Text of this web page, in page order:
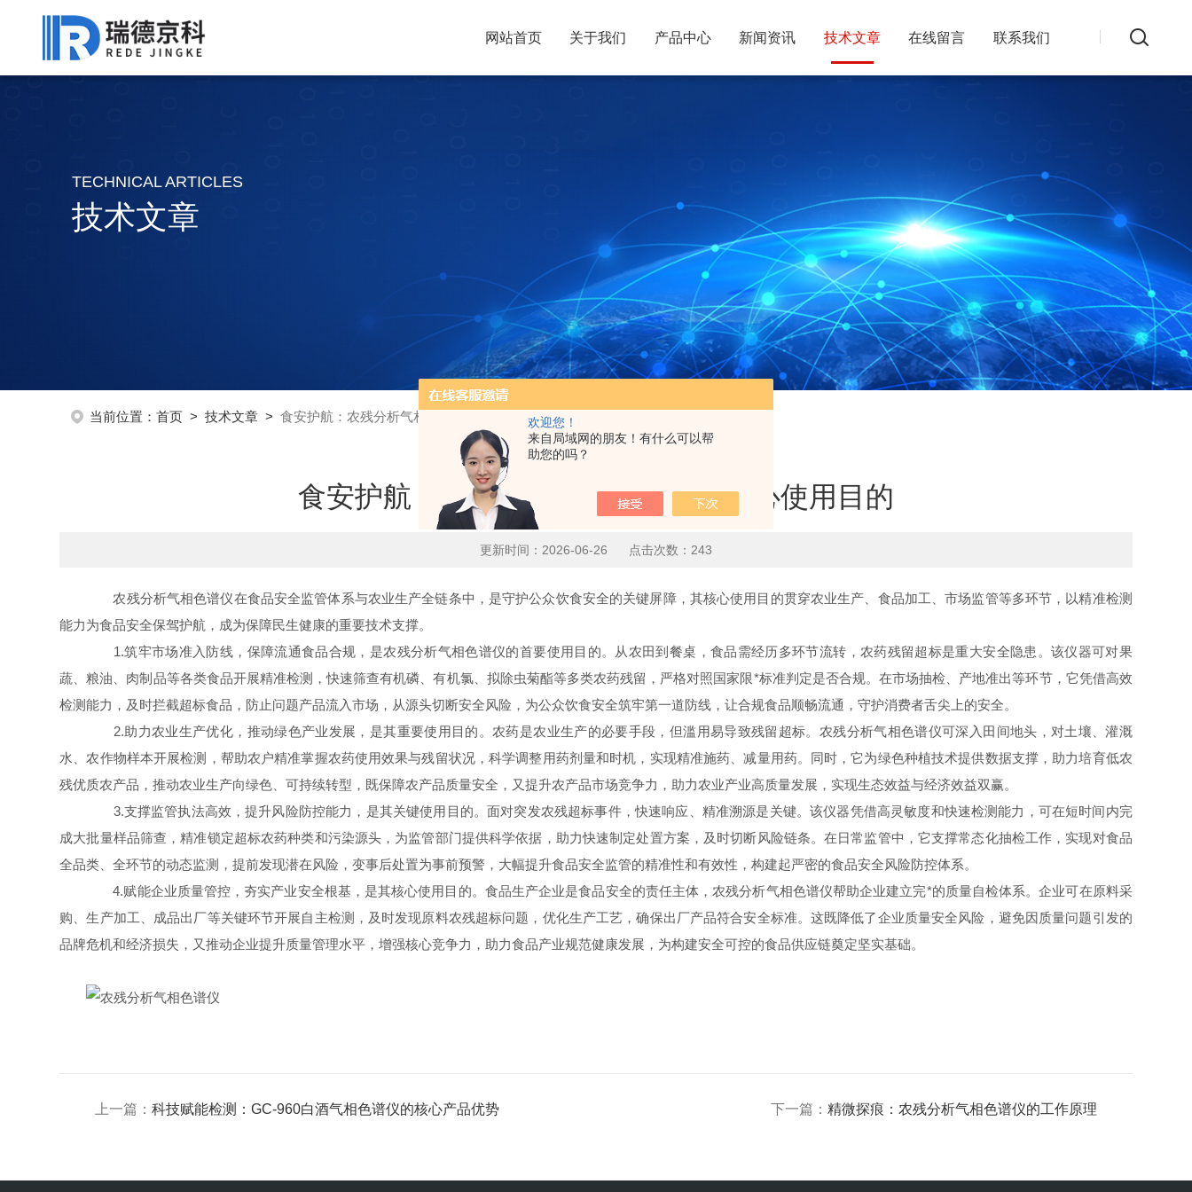
欢迎您！
来自局域网的朋友！有什么可以帮
助您的吗？
网站首页 关于我们 产品中心 新闻资讯 技术文章 在线留言 联系我们
TECHNICAL ARTICLES
技术文章
当前位置：首页 >技术文章 >食安护航：农残分析气相色谱仪的核心使用目的
食安护航：农残分析气相色谱仪的核心使用目的
更新时间：2026-06-26 点击次数：243
农残分析气相色谱仪在食品安全监管体系与农业生产全链条中，是守护公众饮食安全的关键屏障，其核心使用目的贯穿农业生产、食品加工、市场监管等多环节，以精准检测
能力为食品安全保驾护航，成为保障民生健康的重要技术支撑。
1.筑牢市场准入防线，保障流通食品合规，是农残分析气相色谱仪的首要使用目的。从农田到餐桌，食品需经历多环节流转，农药残留超标是重大安全隐患。该仪器可对果
蔬、粮油、肉制品等各类食品开展精准检测，快速筛查有机磷、有机氯、拟除虫菊酯等多类农药残留，严格对照国家限*标准判定是否合规。在市场抽检、产地准出等环节，它凭借高效
检测能力，及时拦截超标食品，防止问题产品流入市场，从源头切断安全风险，为公众饮食安全筑牢第一道防线，让合规食品顺畅流通，守护消费者舌尖上的安全。
2.助力农业生产优化，推动绿色产业发展，是其重要使用目的。农药是农业生产的必要手段，但滥用易导致残留超标。农残分析气相色谱仪可深入田间地头，对土壤、灌溉
水、农作物样本开展检测，帮助农户精准掌握农药使用效果与残留状况，科学调整用药剂量和时机，实现精准施药、减量用药。同时，它为绿色种植技术提供数据支撑，助力培育低农
残优质农产品，推动农业生产向绿色、可持续转型，既保障农产品质量安全，又提升农产品市场竞争力，助力农业产业高质量发展，实现生态效益与经济效益双赢。
3.支撑监管执法高效，提升风险防控能力，是其关键使用目的。面对突发农残超标事件，快速响应、精准溯源是关键。该仪器凭借高灵敏度和快速检测能力，可在短时间内完
成大批量样品筛查，精准锁定超标农药种类和污染源头，为监管部门提供科学依据，助力快速制定处置方案，及时切断风险链条。在日常监管中，它支撑常态化抽检工作，实现对食品
全品类、全环节的动态监测，提前发现潜在风险，变事后处置为事前预警，大幅提升食品安全监管的精准性和有效性，构建起严密的食品安全风险防控体系。
4.赋能企业质量管控，夯实产业安全根基，是其核心使用目的。食品生产企业是食品安全的责任主体，农残分析气相色谱仪帮助企业建立完*的质量自检体系。企业可在原料采
购、生产加工、成品出厂等关键环节开展自主检测，及时发现原料农残超标问题，优化生产工艺，确保出厂产品符合安全标准。这既降低了企业质量安全风险，避免因质量问题引发的
品牌危机和经济损失，又推动企业提升质量管理水平，增强核心竞争力，助力食品产业规范健康发展，为构建安全可控的食品供应链奠定坚实基础。
上一篇：科技赋能检测：GC-960白酒气相色谱仪的核心产品优势 下一篇： 精微探痕：农残分析气相色谱仪的工作原理